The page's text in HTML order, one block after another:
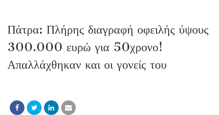
Πάτρα: Πλήρης διαγραφή οφειλής ύψους
300.000 ευρώ για 50χρονο!
Απαλλάχθηκαν και οι γονείς του